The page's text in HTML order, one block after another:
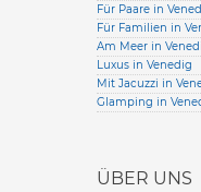
Für Paare in
Für Familien in
Am Meer in
Luxus in Venedig
Mit Jacuzzi in
Glamping in
ÜBER UNS